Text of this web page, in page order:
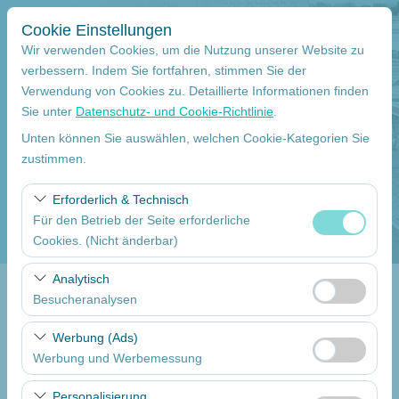
Cookie Einstellungen
Wir verwenden Cookies, um die Nutzung unserer Website zu
verbessern. Indem Sie fortfahren, stimmen Sie der
Verwendung von Cookies zu. Detaillierte Informationen finden
Sie unter Datenschutz- und Cookie-Richtlinie
Unten können Sie auswählen, welchen Cookie-Kategorien Sie
zustimmen.
Erforderlich & Technisch
Für den Betrieb der Seite erforderliche
Cookies. (Nicht änderbar)
Diese Cookies sind für das ordnungsgemäße
Funktionieren der Website, die Sicherheit, die
Sitzungsverwaltung und grundlegende Funktionen
erforderlich. Sie können nicht deaktiviert werden.
Analytisch
Besucheranalysen
Diese Cookies ermöglichen es uns, zu analysieren, wie
unsere Website genutzt wird (Besucherzahl,
meistbesuchte Seiten, Nutzerverhalten). Diese Daten
werden verwendet, um die Leistung der Website zu
Werbung (Ads)
Werbung und Werbemessung
Diese Cookies ermöglichen es uns, Ihnen auf Ihre
Abholstation
Mersin Çukurova Internationaler Flughafen Internationale Flüge
Eine andere Rückgabestation auswählen
Abholdatum
09:00
Return date